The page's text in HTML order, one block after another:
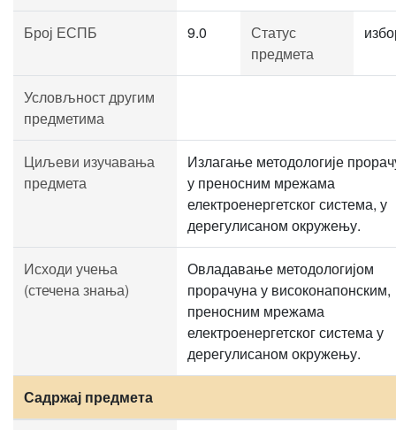
Број ЕСПБ 9.0
Статус
предмета
Условљност другим
предметима
Циљеви изучавања
предмета
Излагање методологије
у преносним мрежама
електроенергетског система, у
дерегулисаном окружењу.
Исходи учења
(стечена знања)
Овладавање методологијом
прорачуна у високонапонским,
преносним мрежама
електроенергетског система у
дерегулисаном окружењу.
Садржај предмета